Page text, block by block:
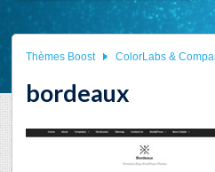
Thèmes Boost ColorLabs &
bordeaux